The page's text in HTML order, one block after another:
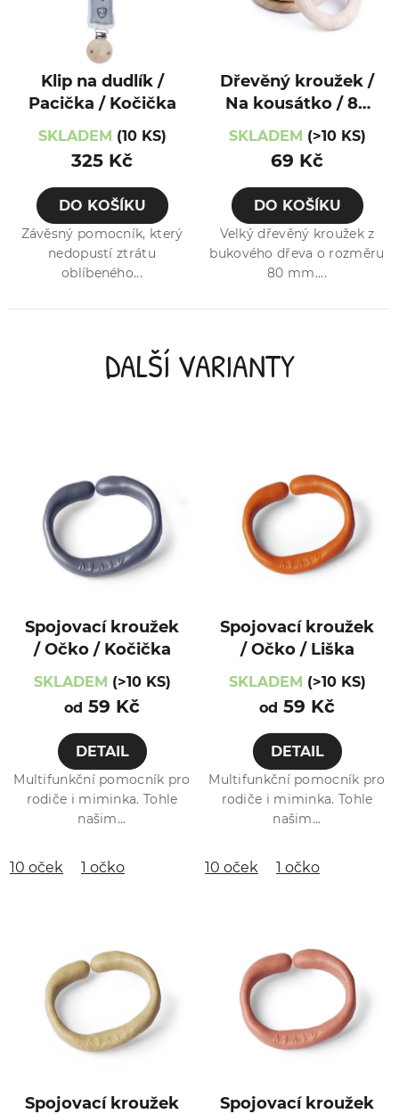
Klip na dudlík /
Pacička / Kočička
SKLADEM (10 KS)
325 Kč
DO KOŠÍKU
Závěsný pomocník, který
nedopustí ztrátu
oblíbeného...
Dřevěný kroužek /
Na kousátko / 80
mm
SKLADEM (>10 KS)
69 Kč
DO KOŠÍKU
Velký dřevěný kroužek z
bukového dřeva o rozměru
80 mm....
DALŠÍ VARIANTY
Spojovací kroužek
/ Očko / Kočička
SKLADEM (>10 KS)
od 59 Kč
DETAIL
Multifunkční pomocník pro
rodiče i miminka. Tohle
našim...
10 oček 1 očko
Spojovací kroužek
/ Očko / Liška
SKLADEM (>10 KS)
od 59 Kč
DETAIL
Multifunkční pomocník pro
rodiče i miminka. Tohle
našim...
10 oček 1 očko
Spojovací kroužek
Spojovací kroužek